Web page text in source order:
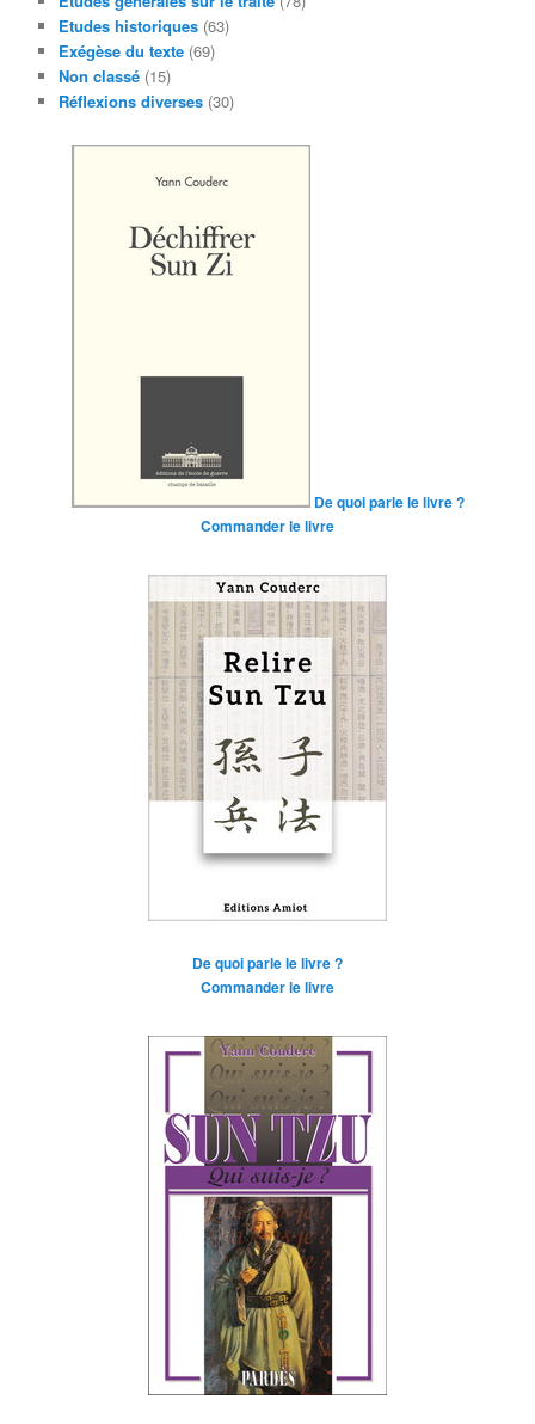
Etudes historiques (63)
Exégèse du texte (69)
Non classé (15)
Réflexions diverses (30)
De quoi parle le livre ?
Commander le livre
De quoi parle le livre ?
Commander le livre